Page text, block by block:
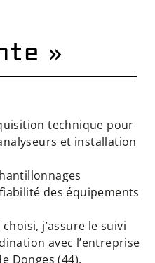
»
technique pour
et installation
des équipements
j’assure le suivi
avec l’entreprise
Donges (44).